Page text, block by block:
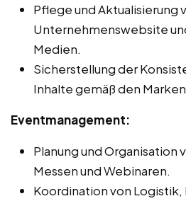
Pflege und Aktualisierung
Unternehmenswebsite
Medien.
Sicherstellung der
Inhalte gemäß den
Eventmanagement:
Planung und Organisation
Messen und Webinaren.
Koordination von Logistik,